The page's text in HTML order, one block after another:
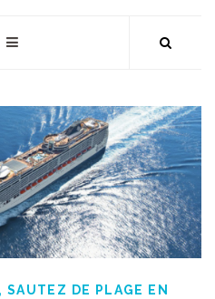
SAUTEZ DE PLAGE EN